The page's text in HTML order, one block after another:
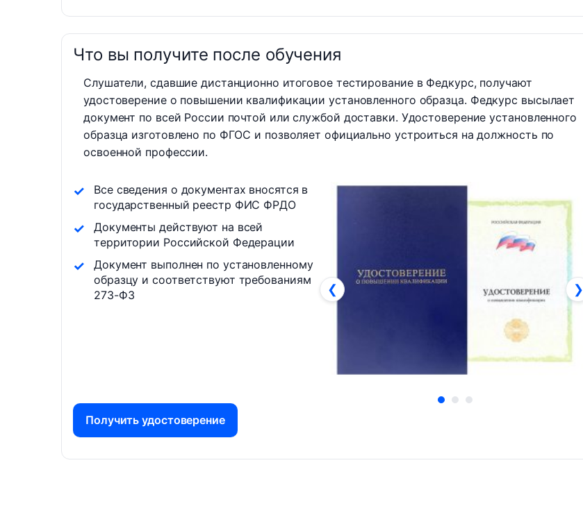
Что вы получите после обучения
Слушатели, сдавшие дистанционно итоговое тестирование в Федкурс, получают
удостоверение о повышении квалификации установленного образца. Федкурс высылает
документ по всей России почтой или службой доставки. Удостоверение установленного
образца изготовлено по ФГОС и позволяет официально устроиться на должность по
освоенной профессии.
Все сведения о документах вносятся в
государственный реестр ФИС ФРДО
Документы действуют на всей
территории Российской Федерации
Документ выполнен по установленному
образцу и соответствуют требованиям
273-ФЗ
❮ ❯
Получить удостоверение